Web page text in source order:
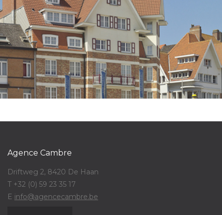
Agence Cambre
Driftweg 2, 8420 De Haan
T +32 (0) 59 23 35 17
E info@agencecambre.be